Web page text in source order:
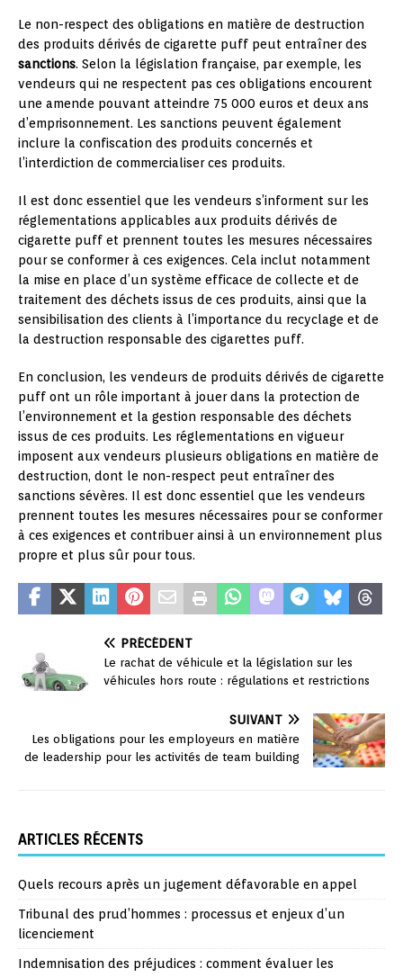
Le non-respect des obligations en matière de destruction
des produits dérivés de cigarette puff peut entraîner des
sanctions. Selon la législation française, par exemple, les
vendeurs qui ne respectent pas ces obligations encourent
une amende pouvant atteindre 75 000 euros et deux ans
d’emprisonnement. Les sanctions peuvent également
inclure la confiscation des produits concernés et
l’interdiction de commercialiser ces produits.
Il est donc essentiel que les vendeurs s’informent sur les
réglementations applicables aux produits dérivés de
cigarette puff et prennent toutes les mesures nécessaires
pour se conformer à ces exigences. Cela inclut notamment
la mise en place d’un système efficace de collecte et de
traitement des déchets issus de ces produits, ainsi que la
sensibilisation des clients à l’importance du recyclage et de
la destruction responsable des cigarettes puff.
En conclusion, les vendeurs de produits dérivés de cigarette
puff ont un rôle important à jouer dans la protection de
l’environnement et la gestion responsable des déchets
issus de ces produits. Les réglementations en vigueur
imposent aux vendeurs plusieurs obligations en matière de
destruction, dont le non-respect peut entraîner des
sanctions sévères. Il est donc essentiel que les vendeurs
prennent toutes les mesures nécessaires pour se conformer
à ces exigences et contribuer ainsi à un environnement plus
propre et plus sûr pour tous.
PRÉCÉDENT
Le rachat de véhicule et la législation sur les
véhicules hors route : régulations et restrictions
SUIVANT
Les obligations pour les employeurs en matière
de leadership pour les activités de team building
ARTICLES RÉCENTS
Quels recours après un jugement défavorable en appel
Tribunal des prud’hommes : processus et enjeux d’un
licenciement
Indemnisation des préjudices : comment évaluer les